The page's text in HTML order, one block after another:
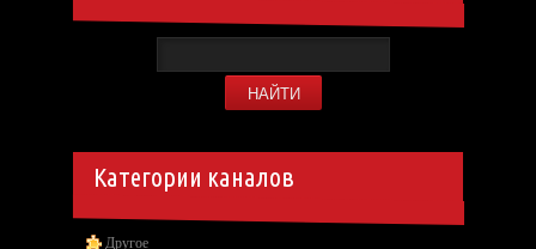
Категории каналов
Другое